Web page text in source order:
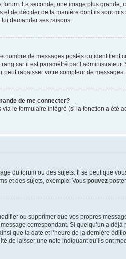
La seconde, une image plus
et de décider de la manière dont ils sont
demander ses raisons.
nombre de messages postés ou identifient
car il est paramétré par
peut rabaisser votre compteur de messages.
de me connecter?
le formulaire intégré (si la fonction a été
du forum ou des sujets. Il se peut que
et des sujets, exemple: Vous pouvez
ou supprimer que vos propres
correspondant. Si quelqu’un a déjà
que la date et l’heure de la dernière
de laisser une note indiquant qu’ils ont